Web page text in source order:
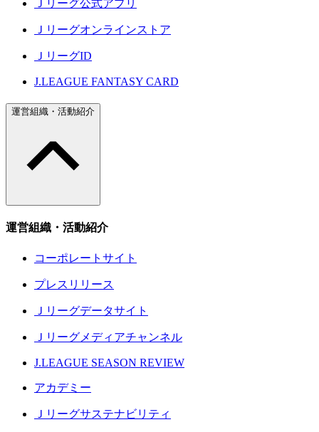
Ｊリーグ公式アプリ
Ｊリーグオンラインストア
ＪリーグID
J.LEAGUE FANTASY CARD
運営組織・活動紹介
運営組織・活動紹介
コーポレートサイト
プレスリリース
Ｊリーグデータサイト
Ｊリーグメディアチャンネル
J.LEAGUE SEASON REVIEW
アカデミー
Ｊリーグサステナビリティ